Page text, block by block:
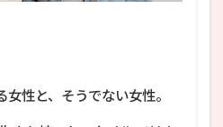
女性と、そうでない女性。